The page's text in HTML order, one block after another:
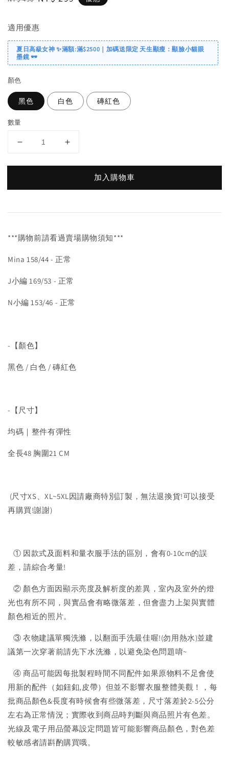
適用優惠
夏日高級女神 ✨滿額:滿$2500｜加碼送限定 天生顯瘦：顯臉小貓眼
墨鏡 🕶️
顏色
黑色 白色 磚紅色
數量
加入購物車
***購物前請看過賣場購物須知***
Mina 158/44 - 正常
J小編 169/53 - 正常
N小編 153/46 - 正常
-【顏色】
黑色 / 白色 / 磚紅色
-【尺寸】
均碼｜整件有彈性
全長48 胸圍21 CM
(尺寸XS、XL~5XL因請廠商特別訂製，無法退換貨!可以接受
再購買!謝謝)
① 因款式及面料和量衣服手法的區別，會有0-10cm的誤
差，請綜合考量!
② 顏色方面因顯示亮度及解析度的差異，室內及室外的燈
光也有所不同，與實品會有略微落差，但會盡力上架與實體
顏色相近的照片。
③ 衣物建議單獨洗滌，以翻面手洗最佳喔!(勿用熱水)並建
議第一次穿著前請先下水洗滌，以避免染色問題唷~
④ 商品可能因每批製程時間不同配件如果原物料不足會使
用新的配件（如鈕釦,皮帶）但並不影響衣服整體美觀！，每
批商品顏色&長度有時候會有些微落差，尺寸落差於2-5公分
左右為正常情況；實際收到商品時判斷與商品照片有色差。
光線及電子用品螢幕設定問題皆可能影響商品顏色，對色差
較敏感者請斟酌購買哦。